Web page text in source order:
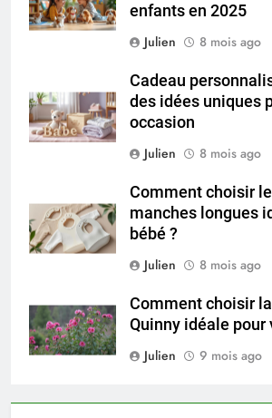
enfants en 2025
Julien
8 mois ago
Cadeau
des idées uniques
occasion
Julien
8 mois ago
Comment choisir
manches longues
bébé ?
Julien
8 mois ago
Comment choisir
Quinny idéale pour
Julien
9 mois ago